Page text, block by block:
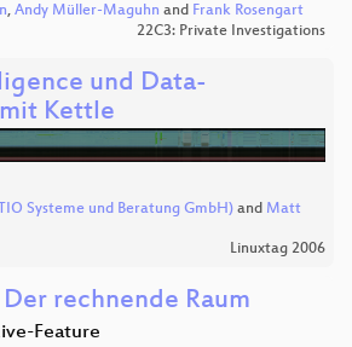
, Andy Müller-Maguhn and Frank Rosengart
22C3: Private Investigations
und Data-
Kettle
Systeme und Beratung GmbH) and Matt
Linuxtag 2006
rechnende Raum
Feature